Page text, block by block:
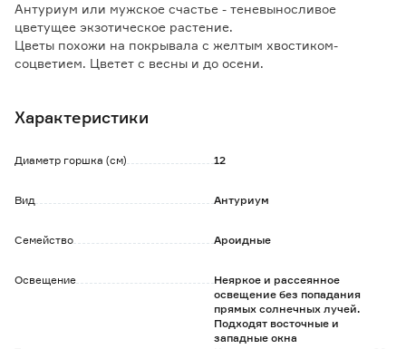
Антуриум или мужское счастье - теневыносливое
цветущее экзотическое растение.
Цветы похожи на покрывала с желтым хвостиком-
соцветием. Цветет с весны и до осени.
Необходимо обеспечить корням доступ к воздуху и
листья из пульверизатора и протирать их от пыли
грунте.
Характеристики
Диаметр горшка (см) 12
Вид Антуриум
Семейство Ароидные
Освещение
Неяркое и рассеянное
освещение без попадания
прямых солнечных лучей.
Подходят восточные и
западные окна